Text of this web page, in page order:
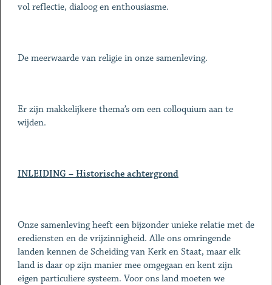
vol reflectie, dialoog en enthousiasme.
De meerwaarde van religie in onze samenleving.
Er zijn makkelijkere thema’s om een colloquium aan te
wijden.
INLEIDING – Historische achtergrond
Onze samenleving heeft een bijzonder unieke relatie met de
erediensten en de vrijzinnigheid. Alle ons omringende
landen kennen de Scheiding van Kerk en Staat, maar elk
land is daar op zijn manier mee omgegaan en kent zijn
eigen particuliere systeem. Voor ons land moeten we